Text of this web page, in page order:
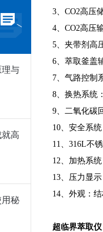
理与
高
秘
3、CO2高压
4、 CO2高压
5、夹带剂高
6、 萃取釜盖
7、气路控制
8、换热系统
9、二氧化碳
10、 安全系
11、 316L不
12、加热系
13、压力显
14、外观：
超临界萃取